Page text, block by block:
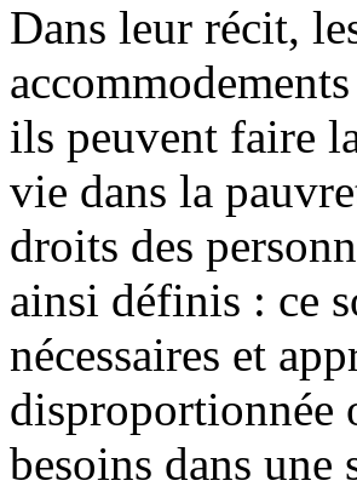
Dans leur récit,
ils peuvent faire
vie dans la
droits des
ainsi définis : ce
nécessaires et
disproportionnée
besoins dans une